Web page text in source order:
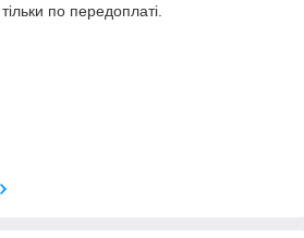
по передоплаті.